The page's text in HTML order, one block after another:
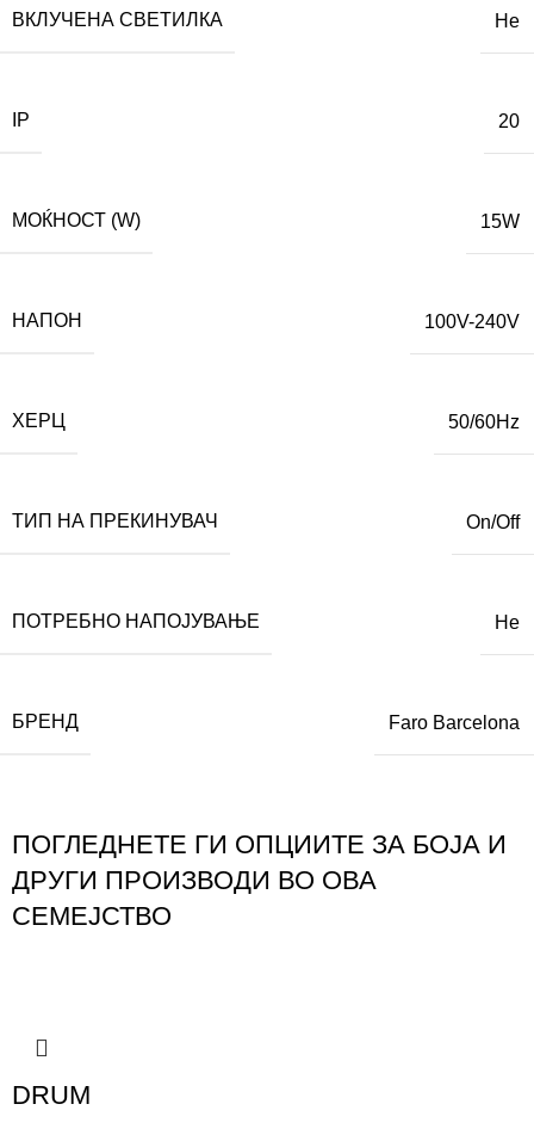
ВКЛУЧЕНА СВЕТИЛКА Не
IP 20
МОЌНОСТ (W) 15W
НАПОН 100V-240V
ХЕРЦ 50/60Hz
ТИП НА ПРЕКИНУВАЧ On/Off
ПОТРЕБНО НАПОЈУВАЊЕ Не
БРЕНД Faro Barcelona
ПОГЛЕДНЕТЕ ГИ ОПЦИИТЕ ЗА БОЈА И
ДРУГИ ПРОИЗВОДИ ВО ОВА
СЕМЕЈСТВО
DRUM